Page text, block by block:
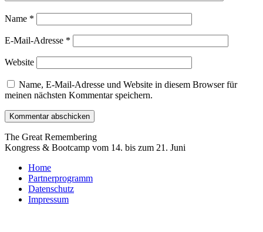
Name *
E-Mail-Adresse *
Website
Name, E-Mail-Adresse und Website in diesem Browser für
meinen nächsten Kommentar speichern.
The Great Remembering
Kongress & Bootcamp vom 14. bis zum 21. Juni
Home
Partnerprogramm
Datenschutz
Impressum